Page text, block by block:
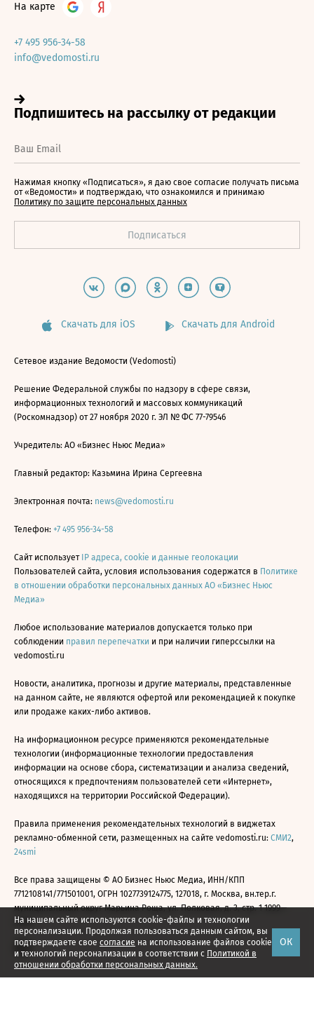
На нашем сайте используются cookie-файлы и технологии
персонализации. Продолжая пользоваться данным сайтом, вы
подтверждаете свое согласие на использование файлов cookie
и технологий персонализации в соответствии с Политикой в
отношении обработки персональных данных.
ОК
На карте
+7 495 956-34-58
info@vedomosti.ru
Нажимая кнопку «Подписаться», я даю свое согласие получать письма
от «Ведомости» и подтверждаю, что ознакомился и принимаю
Политику по защите персональных данных
Скачать для iOS Скачать для Android
Сетевое издание Ведомости (Vedomosti)
Решение Федеральной службы по надзору в сфере связи,
информационных технологий и массовых коммуникаций
(Роскомнадзор) от 27 ноября 2020 г. ЭЛ № ФС 77-79546
Учредитель: АО «Бизнес Ньюс Медиа»
Главный редактор: Казьмина Ирина Сергеевна
Электронная почта: news@vedomosti.ru
Телефон: +7 495 956-34-58
Сайт использует IP адреса, cookie и данные геолокации
Пользователей сайта, условия использования содержатся в Политике
в отношении обработки персональных данных АО «Бизнес Ньюс
Медиа»
Любое использование материалов допускается только при
соблюдении правил перепечатки и при наличии гиперссылки на
vedomosti.ru
Новости, аналитика, прогнозы и другие материалы, представленные
на данном сайте, не являются офертой или рекомендацией к покупке
или продаже каких-либо активов.
На информационном ресурсе применяются рекомендательные
технологии (информационные технологии предоставления
информации на основе сбора, систематизации и анализа сведений,
относящихся к предпочтениям пользователей сети «Интернет»,
находящихся на территории Российской Федерации).
Правила применения рекомендательных технологий в виджетах
рекламно-обменной сети, размещенных на сайте vedomosti.ru: СМИ2,
24smi
Все права защищены © АО Бизнес Ньюс Медиа, ИНН/КПП
7712108141/771501001, ОГРН 1027739124775, 127018, г. Москва, вн.тер.г.
муниципальный округ Марьина Роща, ул. Полковая, д. 3, стр. 1 1999—
2026